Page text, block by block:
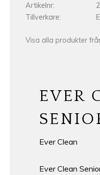
Artikelnr
Tillverkare
Visa alla produkter
EVER
Ever Clean
Ever Clean